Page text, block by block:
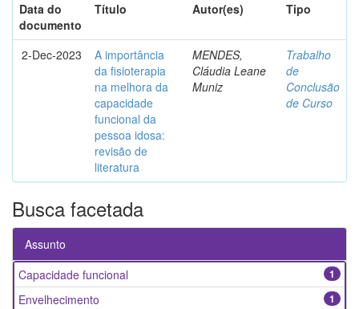
Data do
documento
Título Autor(es) Tipo
2-Dec-2023
A importância
da fisioterapia
na melhora da
capacidade
funcional da
pessoa idosa:
revisão de
literatura
MENDES,
Cláudia Leane
Muniz
Trabalho
de
Conclusão
de Curso
Busca facetada
Assunto
1
Capacidade funcional
1
Envelhecimento